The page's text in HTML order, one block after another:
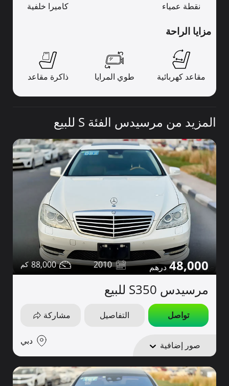
نقطة عمياء كاميرا خلفية
مزايا الراحة
مقاعد كهربائية طوي المرايا ذاكرة مقاعد
المزيد من مرسيدس الفئة S للبيع
48,000
2010
88,000
مرسيدس S350 للبيع
تواصل التفاصيل مشاركة
صور إضافية دبي